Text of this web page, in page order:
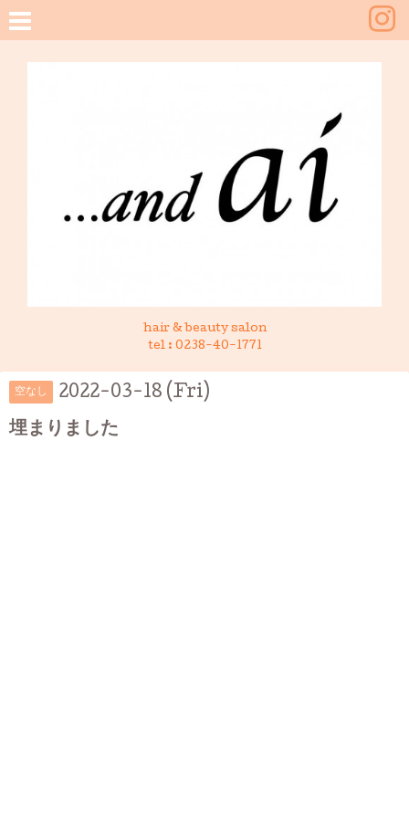
hair & beauty salon
tel : 0238-40-1771
空なし 2022-03-18 (Fri)
埋まりました